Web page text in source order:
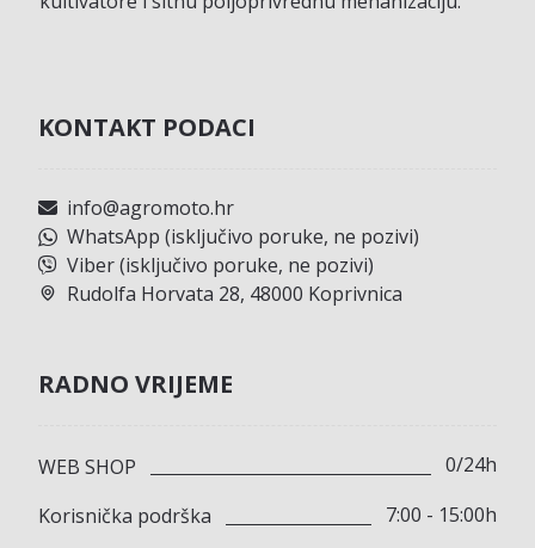
KONTAKT PODACI
info@agromoto.hr
WhatsApp (isključivo poruke, ne pozivi)
Viber (isključivo poruke, ne pozivi)
Rudolfa Horvata 28, 48000 Koprivnica
RADNO VRIJEME
WEB SHOP
0/24h
Korisnička podrška
7:00 - 15:00h